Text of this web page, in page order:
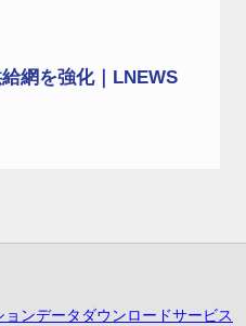
網を強化｜LNEWS
ョンデータダウンロードサービス